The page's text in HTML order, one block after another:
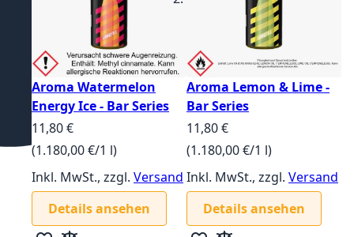
Aroma Watermelon
Energy Ice - Bar Series
11,80 €
(1.180,00 €/1 l)
Inkl. MwSt., zzgl. Versand
Details ansehen
Aroma Lemon & Lime -
Bar Series
11,80 €
(1.180,00 €/1 l)
Inkl. MwSt., zzgl. Versand
Details ansehen